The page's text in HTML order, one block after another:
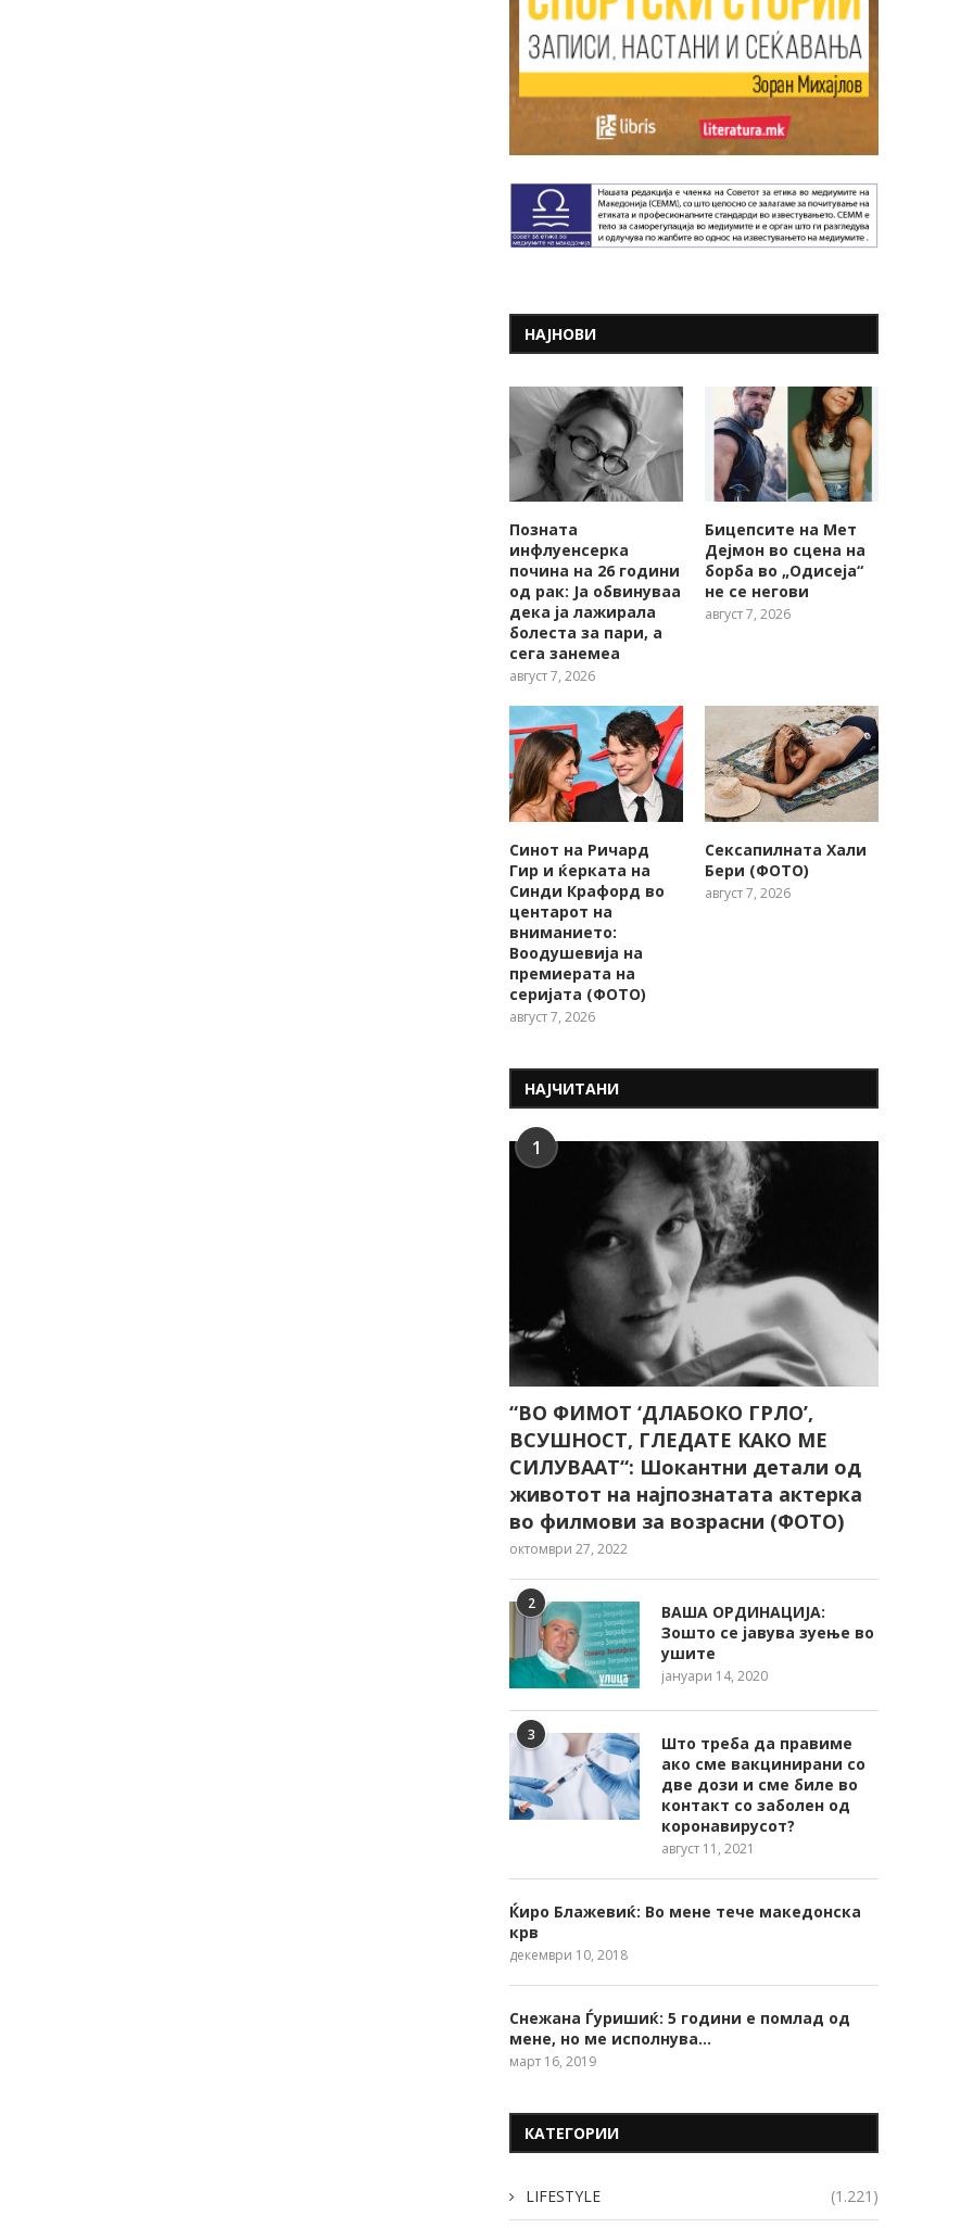
НАЈНОВИ
Позната
инфлуенсерка
почина на 26 години
од рак: Ја обвинуваа
дека ја лажирала
болеста за пари, а
сега занемеа
август 7, 2026
Бицепсите на Мет
Дејмон во сцена на
борба во „Одисеја“
не се негови
август 7, 2026
Синот на Ричард
Гир и ќерката на
Синди Крафорд во
центарот на
вниманието:
Воодушевија на
премиерата на
серијата (ФОТО)
август 7, 2026
Сексапилната Хали
Бери (ФОТО)
август 7, 2026
НАЈЧИТАНИ
1
“ВО ФИМОТ ‘ДЛАБОКО ГРЛО’,
ВСУШНОСТ, ГЛЕДАТЕ КАКО МЕ
СИЛУВААТ“: Шокантни детали од
животот на најпознатата актерка
во филмови за возрасни (ФОТО)
октомври 27, 2022
2
ВАША ОРДИНАЦИЈА:
Зошто се јавува зуење во
ушите
јануари 14, 2020
3
Што треба да правиме
ако сме вакцинирани со
две дози и сме биле во
контакт со заболен од
коронавирусот?
август 11, 2021
Ќиро Блажевиќ: Во мене тече македонска
крв
декември 10, 2018
Снежана Ѓуришиќ: 5 години е помлад од
мене, но ме исполнува…
март 16, 2019
КАТЕГОРИИ
LIFESTYLE (1.221)